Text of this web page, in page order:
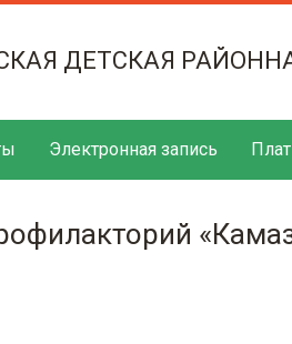
ДЕТСКАЯ
Электронная запись